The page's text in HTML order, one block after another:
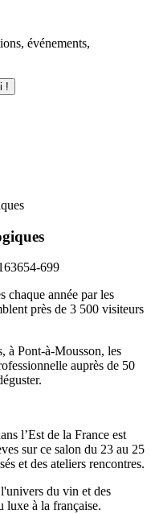
événements,
!
chaque année par les
près de 3 500 visiteurs
à Pont-à-Mousson, les
auprès de 50
l’Est de la France est
sur ce salon du 23 au 25
et des ateliers rencontres.
du vin et des
luxe à la française.